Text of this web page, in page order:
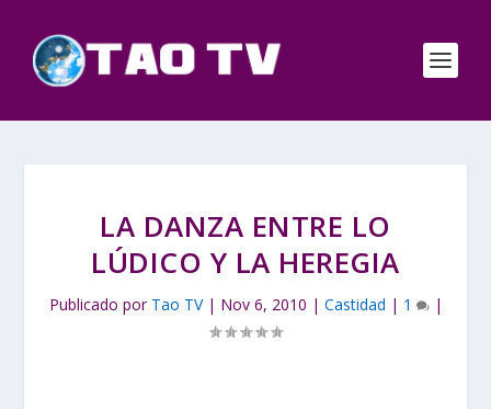
LA DANZA ENTRE LO
LÚDICO Y LA HEREGIA
Publicado por Tao TV| Nov 6, 2010 | Castidad | 1 |